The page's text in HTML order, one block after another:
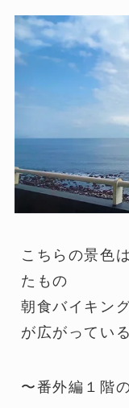
こちらの景色
たもの
朝食バイキン
が広がってい
〜番外編１階